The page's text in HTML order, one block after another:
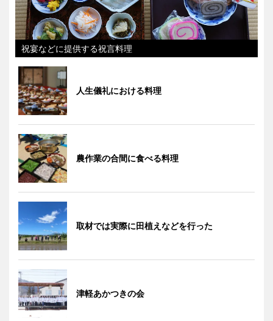
祝宴などに提供する祝言料理
人生儀礼における料理
農作業の合間に食べる料理
取材では実際に田植えなどを行った
津軽あかつきの会